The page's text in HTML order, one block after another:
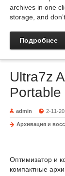
archives in one
storage, and
Подробнее
Ultra7z
Portable
admin 2-11-
Архивация и
Оптимизатор и
компактные